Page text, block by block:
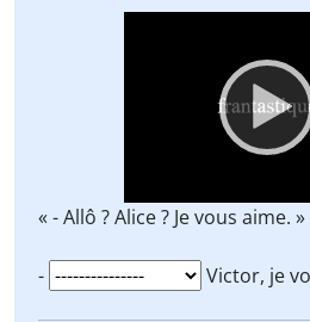
« - Allô ? Alice ? Je vous aime. »
- Victor, je